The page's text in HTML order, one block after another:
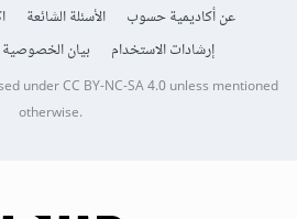
عن أكاديمية حسوب الأسئلة الشائعة
إرشادات الاستخدام
بيان الخصوصية
underCC BY-NC-SA 4.0unless mentioned
otherwise.